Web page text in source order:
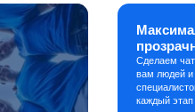
Сделаем
вам людей
каждый